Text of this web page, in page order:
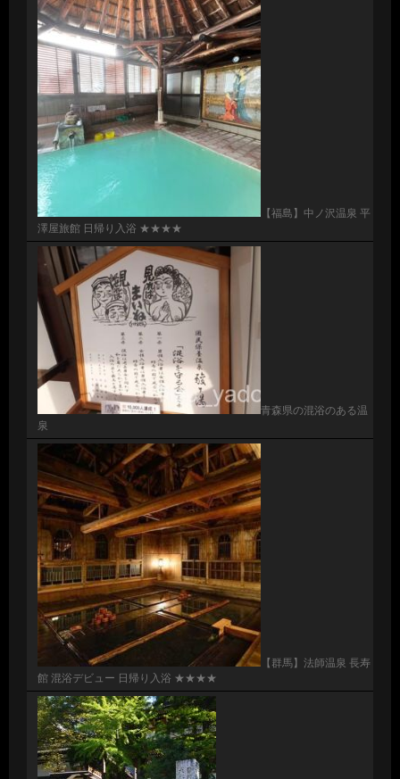
【福島】中ノ沢温泉 平
澤屋旅館 日帰り入浴 ★★★★
青森県の混浴のある温
泉
【群馬】法師温泉 長寿
館 混浴デビュー 日帰り入浴 ★★★★